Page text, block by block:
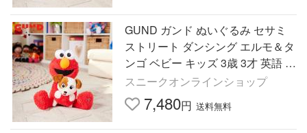
GUND ガンド ぬいぐるみ セサミ
ストリート ダンシング エルモ＆タ
ンゴ ベビー キッズ 3歳 3才 英語 話
す 歌う 動く おしゃべり おもちゃ
犬 いぬ 6055995
スニークオンラインショップ
7,480円 送料無料